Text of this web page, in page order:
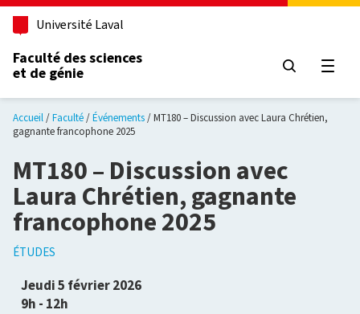
Aller au contenu principal
Université Laval
Faculté des sciences
et de génie
Accueil Faculté Événements
MT180 – Discussion avec Laura Chrétien,
gagnante francophone 2025
MT180 – Discussion avec
Laura Chrétien, gagnante
francophone 2025
ÉTUDES
Jeudi 5 février 2026
9h - 12h